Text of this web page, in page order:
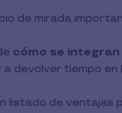
de mirada
cómo se integran
devolver tiempo en
listado de ventajas